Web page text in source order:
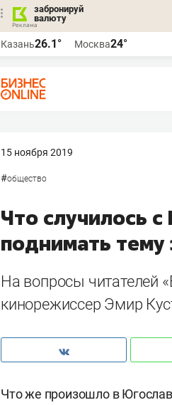
забронируй
валюту
Казань26.1° Москва24°
15 ноября 2019
#общество
Что случилось
поднимать тему
На вопросы читателей
кинорежиссер Эмир
Что же произошло в